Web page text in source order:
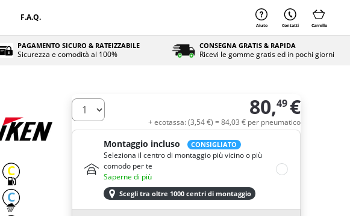
F.A.Q.
Aiuto Contatti Carrello
PAGAMENTO SICURO & RATEIZZABILE
Sicurezza e comodità al 100%
CONSEGNA GRATIS & RAPIDA
Ricevi le gomme gratis ed in pochi giorni
C
C
Quantità 80,49 €
+ ecotassa: (3,54€) = 84,03 € per pneumatico
Montaggio incluso CONSIGLIATO
Seleziona il centro di montaggio più vicino o più
comodo per te
Saperne di più
Scegli tra oltre 1000 centri di montaggio